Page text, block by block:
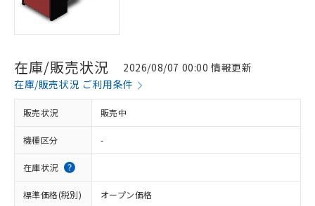
在庫/販売状況
2026/08/07 00:00 情報更新
在庫/販売状況 ご利用条件
販売状況 販売中
機種区分 -
在庫状況
標準価格(税別) オープン価格